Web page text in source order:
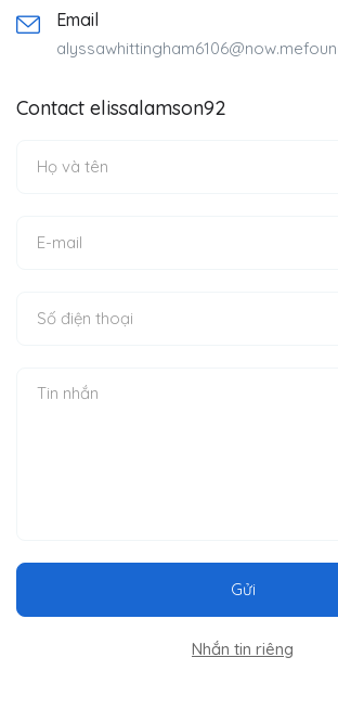
Email
Contact elissalamson92
Gửi
Nhắn tin riêng